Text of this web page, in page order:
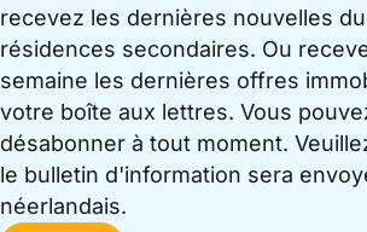
recevez les dernières nouvelles
résidences secondaires. Ou
semaine les dernières offres
votre boîte aux lettres. Vous
désabonner à tout moment.
le bulletin d'information sera
néerlandais.